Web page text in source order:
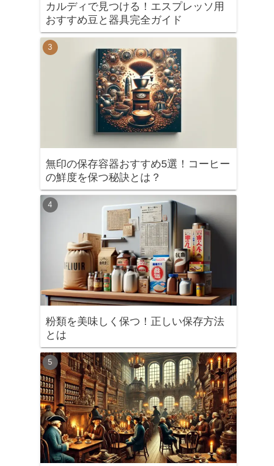
カルディで見つける！エスプレッソ用
おすすめ豆と器具完全ガイド
無印の保存容器おすすめ5選！コーヒー
の鮮度を保つ秘訣とは？
粉類を美味しく保つ！正しい保存方法
とは